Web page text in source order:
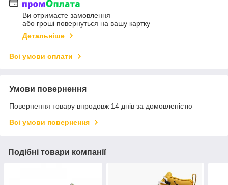
Ви отримаєте замовлення
або гроші повернуться на вашу картку
Детальніше
Всі умови оплати
Умови повернення
Повернення товару впродовж 14 днів за домовленістю
Всі умови повернення
Подібні товари компанії